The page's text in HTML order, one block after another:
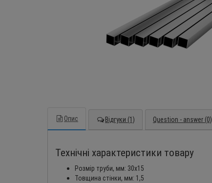
Опис Відгуки (1) Question - answer (0)
Технічні характеристики товару
Розмір труби, мм: 30х15
Товщина стінки, мм: 1,5